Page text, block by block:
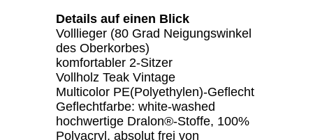
Details auf einen Blick
Volllieger (80 Grad Neigungswinkel
des Oberkorbes)
komfortabler 2-Sitzer
Vollholz Teak Vintage
Multicolor PE(Polyethylen)-Geflecht
Geflechtfarbe: white-washed
hochwertige Dralon®-Stoffe, 100%
Polyacryl, absolut frei von